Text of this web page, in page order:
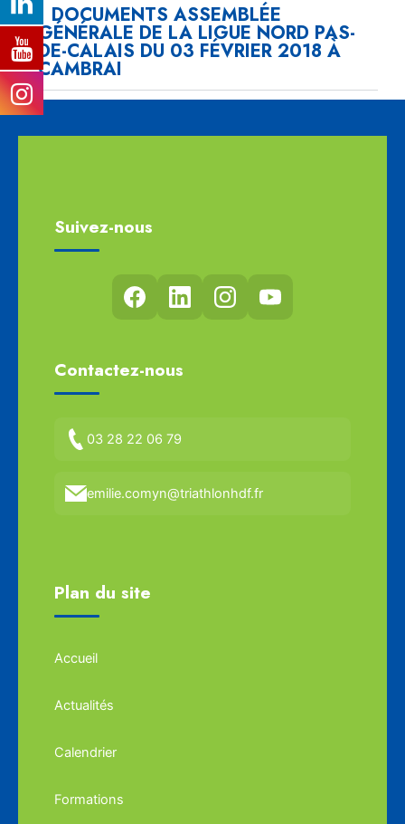
DOCUMENTS ASSEMBLÉE
GÉNÉRALE DE LA LIGUE NORD PAS-
DE-CALAIS DU 03 FÉVRIER 2018 À
CAMBRAI
Suivez-nous
Contactez-nous
03 28 22 06 79
emilie.comyn@triathlonhdf.fr
Plan du site
Accueil
Actualités
Calendrier
Formations